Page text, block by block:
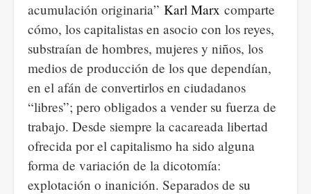
acumulación originaria” Karl Marx comparte
cómo, los capitalistas en asocio con los reyes,
substraían de hombres, mujeres y niños, los
medios de producción de los que dependían,
en el afán de convertirlos en ciudadanos
“libres”; pero obligados a vender su fuerza de
trabajo. Desde siempre la cacareada libertad
ofrecida por el capitalismo ha sido alguna
forma de variación de la dicotomía:
explotación o inanición. Separados de su